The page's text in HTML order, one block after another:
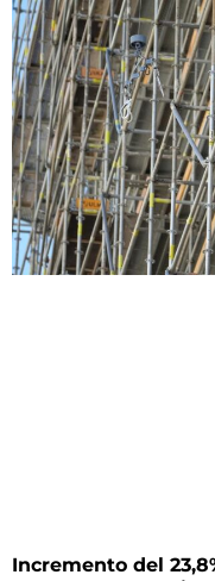
Incremento del